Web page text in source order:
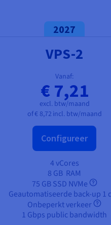
2027
VPS-2
Vanaf:
€ 7,21
excl. btw/maand
of€ 8,72 incl. btw/maand
Configureer
4 vCores
8 GB RAM
75 GB SSD NVMe
Geautomatiseerde back-up 1
Onbeperkt verkeer
1 Gbps public bandwidth